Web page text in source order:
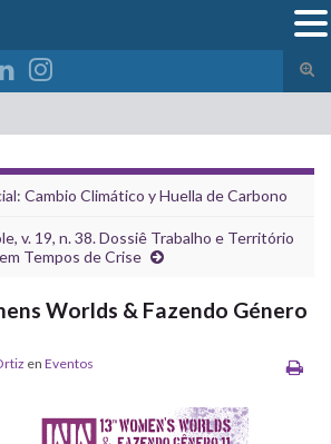
el
Cambio Climático y Huella de Carbono
v. 19, n. 38. Dossiê Trabalho e Território
em Tempos de Crise
Worlds & Fazendo Género
en Eventos